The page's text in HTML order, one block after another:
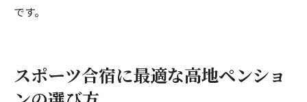
です。
スポーツ合宿に最適な高地ペンショ